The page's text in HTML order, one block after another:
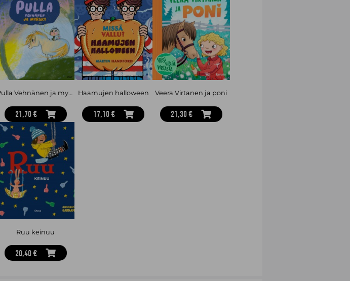
Pulla Vehnänen ja myrsky
21,70 €
Haamujen halloween
17,10 €
Veera Virtanen ja poni
21,30 €
Ruu keinuu
20,40 €